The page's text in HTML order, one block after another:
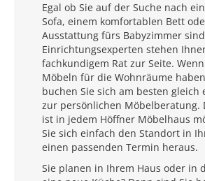
Egal ob Sie auf der Suche nach
Sofa, einem komfortablen Bett
Ausstattung fürs Babyzimmer
Einrichtungsexperten stehen
fachkundigem Rat zur Seite.
Möbeln für die Wohnräume
buchen Sie sich am besten gleich
zur persönlichen Möbelberatung.
ist in jedem Höffner Möbelhaus
Sie sich einfach den Standort in
einen passenden Termin heraus.
Sie planen in Ihrem Haus oder in